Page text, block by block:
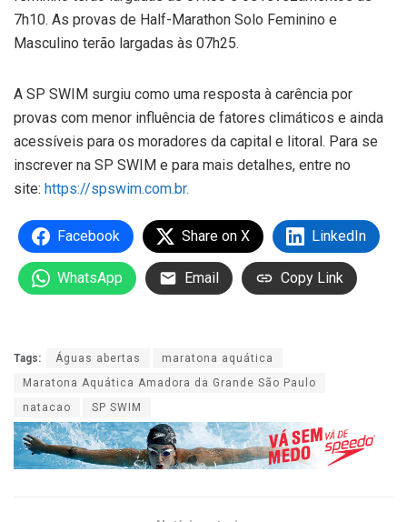
7h10. As provas de Half-Marathon Solo Feminino e
Masculino terão largadas às 07h25.
A SP SWIM surgiu como uma resposta à carência por
provas com menor influência de fatores climáticos e ainda
acessíveis para os moradores da capital e litoral. Para se
inscrever na SP SWIM e para mais detalhes, entre no
site: https://spswim.com.br.
Facebook Share on X LinkedIn
WhatsApp Email Copy Link
Tags: Águas abertas
maratona aquática
Maratona Aquática Amadora da Grande São Paulo
natacao
SP SWIM